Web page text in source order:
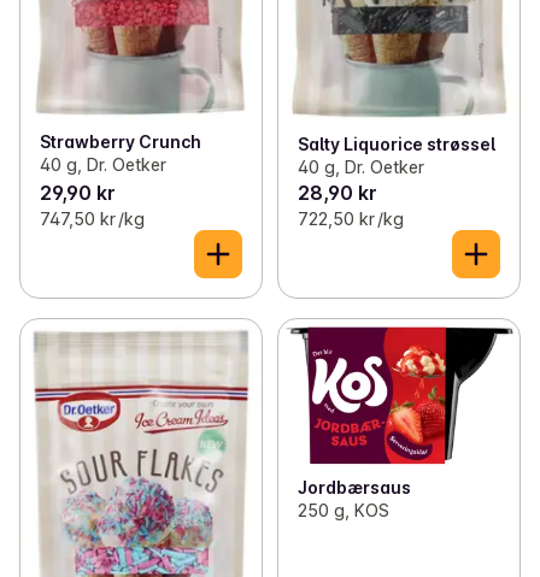
Strawberry Crunch
40 g, Dr. Oetker
29,90 kr
747,50 kr /kg
Salty Liquorice strøssel
40 g, Dr. Oetker
28,90 kr
722,50 kr /kg
Jordbærsaus
250 g, KOS